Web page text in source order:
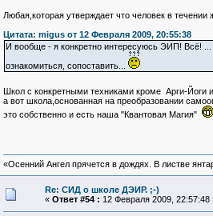
Любая,которая утверждает что человек в
Цитата: migus от 12 Февраля 2009, 20:55:38
И вообще - я конкретно интересуюсь ЭИП! Всё!
ознакомиться, сопоставить...
Школ с конкретными техниками кроме Арги-Йоги
а вот школа,основанная на преобразовании
это собственно и есть наша "Квантовая Магия"
«Осенний Ангел прячется в дождях. В листве
Re: СИД о школе ДЭИР. ;-)
« Ответ #54 : 12 Февраля 2009, 22:57:48